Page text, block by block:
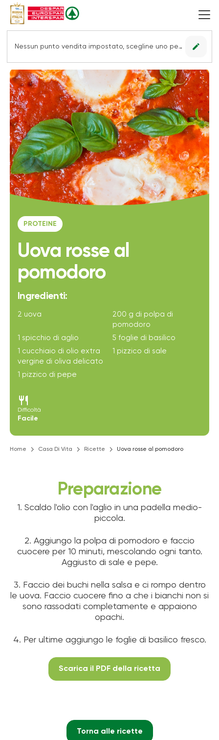
Nessun punto vendita impostato, scegline uno per vedere le offerte. edit
PROTEINE
Uova rosse al
pomodoro
Ingredienti:
2 uova
200 g di polpa di
pomodoro
1 spicchio di aglio
5 foglie di basilico
1 cucchiaio di olio extra
vergine di oliva delicato
1 pizzico di sale
1 pizzico di pepe
restaurant
Difficoltà
Facile
Home Casa Di Vita Ricette Uova rosse al pomodoro
Preparazione
1. Scaldo l'olio con l'aglio in una padella medio-
piccola.
2. Aggiungo la polpa di pomodoro e faccio
cuocere per 10 minuti, mescolando ogni tanto.
Aggiusto di sale e pepe.
3. Faccio dei buchi nella salsa e ci rompo dentro
le uova. Faccio cuocere fino a che i bianchi non si
sono rassodati completamente e appaiono
opachi.
4. Per ultime aggiungo le foglie di basilico fresco.
Scarica il PDF della ricetta
Torna alle ricette